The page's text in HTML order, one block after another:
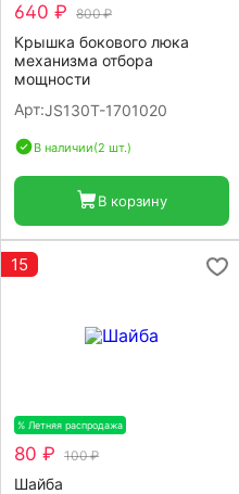
640 ₽ 800 ₽
Крышка бокового люка
механизма отбора
мощности
Арт:JS130T-1701020
В наличии(2 шт.)
В корзину
15
% Летняя распродажа
80 ₽ 100 ₽
Шайба